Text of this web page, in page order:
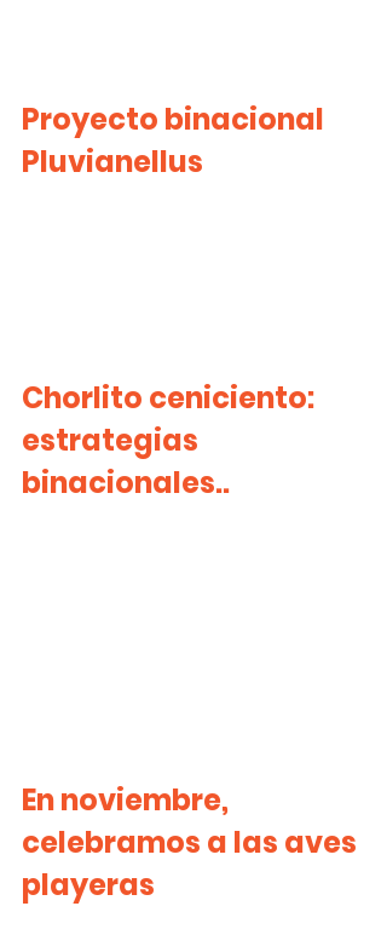
Proyecto binacional
Pluvianellus
Chorlito ceniciento:
estrategias
binacionales..
En noviembre,
celebramos a las aves
playeras